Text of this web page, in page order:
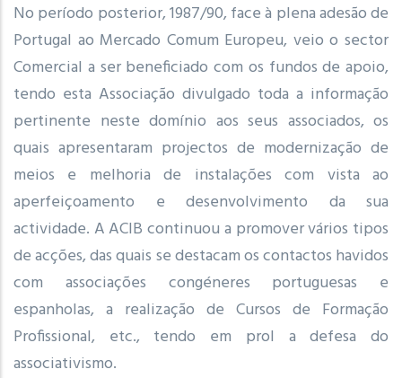
No período posterior, 1987/90, face à plena adesão de
Portugal ao Mercado Comum Europeu, veio o sector
Comercial a ser beneficiado com os fundos de apoio,
tendo esta Associação divulgado toda a informação
pertinente neste domínio aos seus associados, os
quais apresentaram projectos de modernização de
meios e melhoria de instalações com vista ao
aperfeiçoamento e desenvolvimento da sua
actividade. A ACIB continuou a promover vários tipos
de acções, das quais se destacam os contactos havidos
com associações congéneres portuguesas e
espanholas, a realização de Cursos de Formação
Profissional, etc., tendo em prol a defesa do
associativismo.